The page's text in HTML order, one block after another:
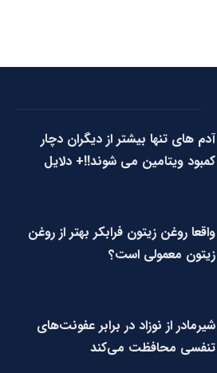
آدم های تنها بیشتر از دیگران دچار
کمبود ویتامین می شوند!!+ دلایل
واقعا روغن زیتون فرابکر بهتر از روغن
زیتون معمولی است؟
شیرمادر از نوزاد در برابر عفونت‌های
تنفسی محافظت می‌کند